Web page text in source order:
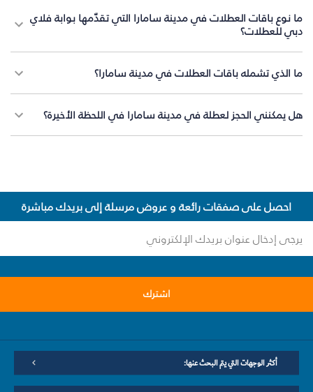
ما نوع باقات العطلات في مدينة سامارا التي تقدّمها بوابة فلاي
دبي للعطلات؟
ما الذي تشمله باقات العطلات في مدينة سامارا؟
هل يمكنني الحجز لعطلة في مدينة سامارا في اللحظة الأخيرة؟
احصل على صفقات رائعة و عروض مرسلة إلى بريدك مباشرة
اشترك
أكثر الوجهات التي يتم البحث عنها: